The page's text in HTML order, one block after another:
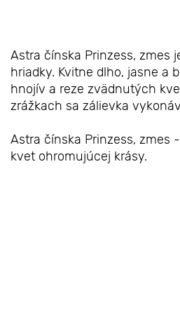
Astra čínska Prinzess, zmes
hriadky. Kvitne dlho, jasne a
hnojív a reze zvädnutých
zrážkach sa zálievka
Astra čínska Prinzess, zmes
kvet ohromujúcej krásy.